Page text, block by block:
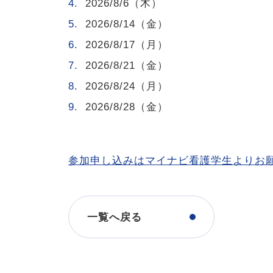
2026/8/6 （木）
2026/8/14 （金）
2026/8/17 （月）
2026/8/21 （金）
2026/8/24 （月）
2026/8/28 （金）
参加申し込みはマイナビ看護学生よりお
一覧へ戻る